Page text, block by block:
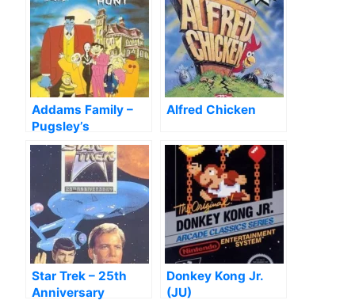
Addams Family –
Pugsley’s
Scavenger Hunt,
The
Alfred Chicken
Star Trek – 25th
Anniversary
Donkey Kong Jr.
(JU)